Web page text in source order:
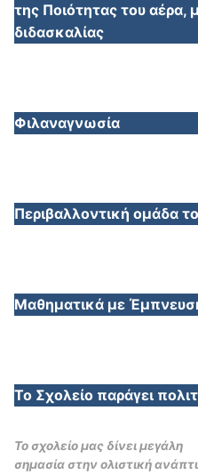
της Ποιότητας του αέρα,
διδασκαλίας
Φιλαναγνωσία
Περιβαλλοντική ομάδα
Μαθηματικά με
Το Σχολείο παράγει
Το σχολείο μας δίνει μεγάλη
σημασία στην ολιστική